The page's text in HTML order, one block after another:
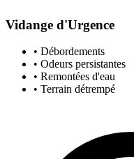
Vidange d'Urgence
• Débordements
• Odeurs persistantes
• Remontées d'eau
• Terrain détrempé